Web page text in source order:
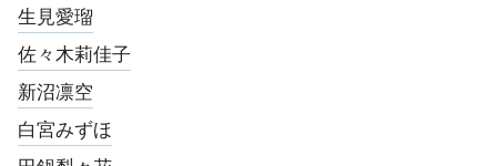
生見愛瑠
佐々木莉佳子
新沼凛空
白宮みずほ